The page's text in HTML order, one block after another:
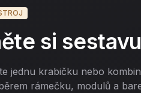
Zobrazit
si
jednu krabičku nebo
rámečku, modulů a